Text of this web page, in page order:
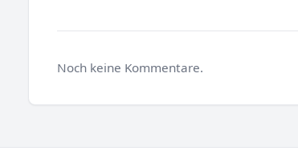
Noch keine Kommentare.